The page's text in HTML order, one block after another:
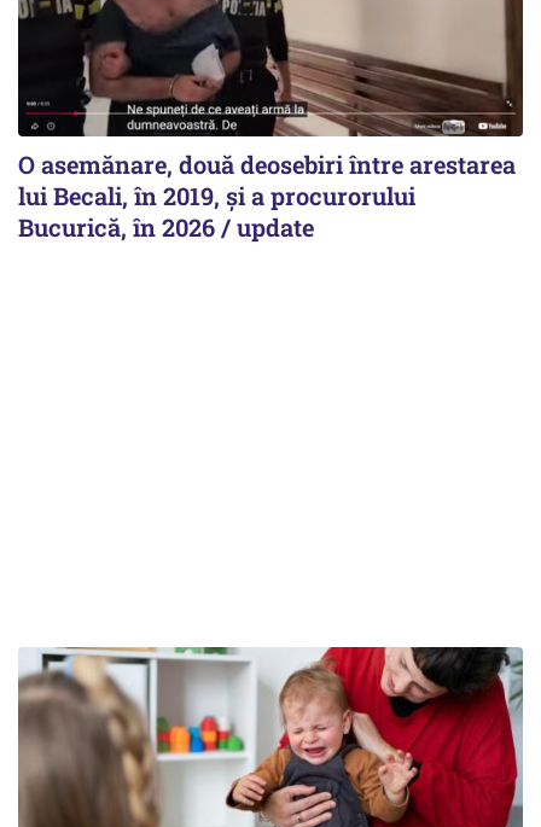
O asemănare, două deosebiri între arestarea
lui Becali, în 2019, și a procurorului
Bucurică, în 2026 / update